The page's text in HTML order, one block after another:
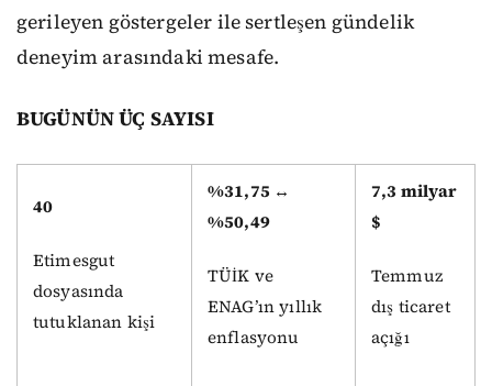
gerileyen göstergeler ile sertleşen gündelik
deneyim arasındaki mesafe.
BUGÜNÜN ÜÇ SAYISI
40
Etimesgut
dosyasında
tutuklanan kişi
%31,75 ↔
%50,49
TÜİK ve
ENAG’ın yıllık
enflasyonu
7,3 milyar
$
Temmuz
dış ticaret
açığı